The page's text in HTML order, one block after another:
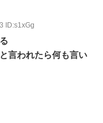
ID:s1xGg
言われたら何も言い